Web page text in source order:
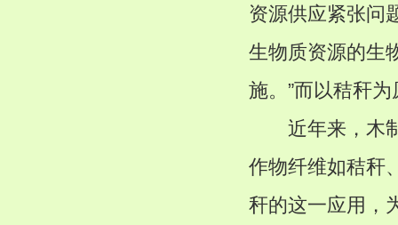
资源供应紧张问
生物质资源的生
施。”而以秸秆
近年来，木制
作物纤维如秸秆
秆的这一应用，